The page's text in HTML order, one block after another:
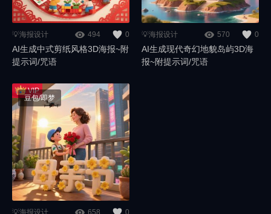
💡海报设计 494 0
AI生成中式剪纸风格3D海报~附
提示词/咒语
💡海报设计 570 0
AI生成现代奇幻地貌岛屿3D海
报~附提示词/咒语
豆包/即梦